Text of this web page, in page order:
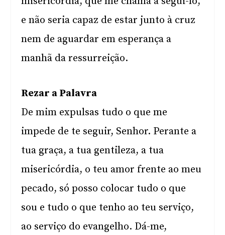
e não seria capaz de estar junto à cruz
nem de aguardar em esperança a
manhã da ressurreição.
Rezar a Palavra
De mim expulsas tudo o que me
impede de te seguir, Senhor. Perante a
tua graça, a tua gentileza, a tua
misericórdia, o teu amor frente ao meu
pecado, só posso colocar tudo o que
sou e tudo o que tenho ao teu serviço,
ao serviço do evangelho. Dá-me,